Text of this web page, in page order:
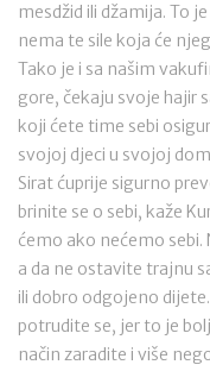
mesdžid ili džamija. To
nema te sile koja će
Tako je i sa našim
gore, čekaju svoje hajir
koji ćete time sebi
svojoj djeci u svojoj
Sirat ćuprije sigurno
brinite se o sebi, kaže
ćemo ako nećemo
a da ne ostavite trajnu
ili dobro odgojeno
potrudite se, jer to je
način zaradite i više